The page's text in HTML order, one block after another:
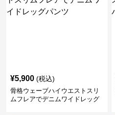
¥5,900 (税込)
骨格ウェーブハイウエストスリ
ムフレアでデニムワイドレッグ